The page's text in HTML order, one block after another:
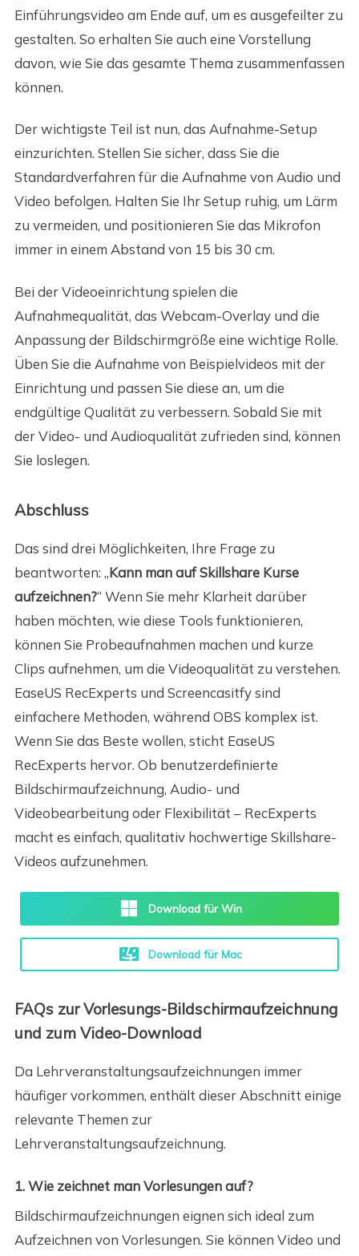
Einführungsvideo am Ende auf, um es ausgefeilter zu
gestalten. So erhalten Sie auch eine Vorstellung
davon, wie Sie das gesamte Thema zusammenfassen
können.
Der wichtigste Teil ist nun, das Aufnahme-Setup
einzurichten. Stellen Sie sicher, dass Sie die
Standardverfahren für die Aufnahme von Audio und
Video befolgen. Halten Sie Ihr Setup ruhig, um Lärm
zu vermeiden, und positionieren Sie das Mikrofon
immer in einem Abstand von 15 bis 30 cm.
Bei der Videoeinrichtung spielen die
Aufnahmequalität, das Webcam-Overlay und die
Anpassung der Bildschirmgröße eine wichtige Rolle.
Üben Sie die Aufnahme von Beispielvideos mit der
Einrichtung und passen Sie diese an, um die
endgültige Qualität zu verbessern. Sobald Sie mit
der Video- und Audioqualität zufrieden sind, können
Sie loslegen.
Abschluss
Das sind drei Möglichkeiten, Ihre Frage zu
beantworten: „Kann man auf Skillshare Kurse
aufzeichnen?“ Wenn Sie mehr Klarheit darüber
haben möchten, wie diese Tools funktionieren,
können Sie Probeaufnahmen machen und kurze
Clips aufnehmen, um die Videoqualität zu verstehen.
EaseUS RecExperts und Screencasitfy sind
einfachere Methoden, während OBS komplex ist.
Wenn Sie das Beste wollen, sticht EaseUS
RecExperts hervor. Ob benutzerdefinierte
Bildschirmaufzeichnung, Audio- und
Videobearbeitung oder Flexibilität – RecExperts
macht es einfach, qualitativ hochwertige Skillshare-
Videos aufzunehmen.
Download für Win
Download für Mac
FAQs zur Vorlesungs-Bildschirmaufzeichnung
und zum Video-Download
Da Lehrveranstaltungsaufzeichnungen immer
häufiger vorkommen, enthält dieser Abschnitt einige
relevante Themen zur
Lehrveranstaltungsaufzeichnung.
1. Wie zeichnet man Vorlesungen auf?
Bildschirmaufzeichnungen eignen sich ideal zum
Aufzeichnen von Vorlesungen. Sie können Video und